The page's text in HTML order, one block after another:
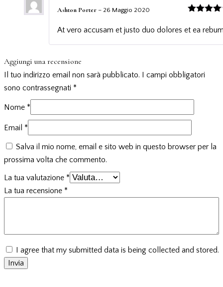
su 5
Ashton Porter – 26 Maggio 2020
At vero accusam et justo duo dolores et ea
Aggiungi una recensione
Il tuo indirizzo email non sarà pubblicato. I campi obbligatori
sono contrassegnati *
Nome *
Email *
Salva il mio nome, email e sito web in questo browser per la
prossima volta che commento.
La tua valutazione *
La tua recensione *
I agree that my submitted data is being collected and stored.